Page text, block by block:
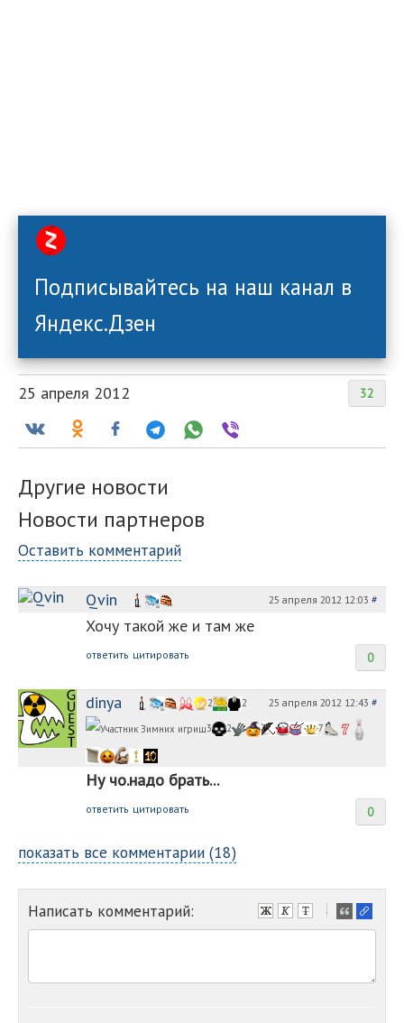
Подписывайтесь на наш канал в
Яндекс.Дзен
32
25 апреля 2012
Другие новости
Новости партнеров
Оставить комментарий
Qvin 25 апреля 2012 12:03 #
Хочу такой же и там же
0
ответить цитировать
dinya 25 апреля 2012 12:43 #
2
2
3
2 7
Ну чо.надо брать...
0
ответить цитировать
показать все комментарии (18)
Написать комментарий:
-
-
-